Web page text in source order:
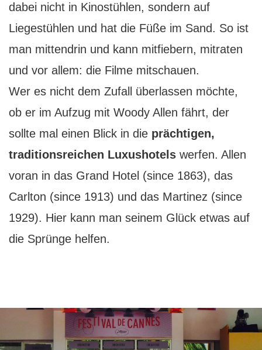
dabei nicht in Kinostühlen, sondern auf
Liegestühlen und hat die Füße im Sand. So ist
man mittendrin und kann mitfiebern, mitraten
und vor allem: die Filme mitschauen.
Wer es nicht dem Zufall überlassen möchte,
ob er im Aufzug mit Woody Allen fährt, der
sollte mal einen Blick in die prächtigen,
traditionsreichen Luxushotels werfen. Allen
voran in das Grand Hotel (since 1863), das
Carlton (since 1913) und das Martinez (since
1929). Hier kann man seinem Glück etwas auf
die Sprünge helfen.